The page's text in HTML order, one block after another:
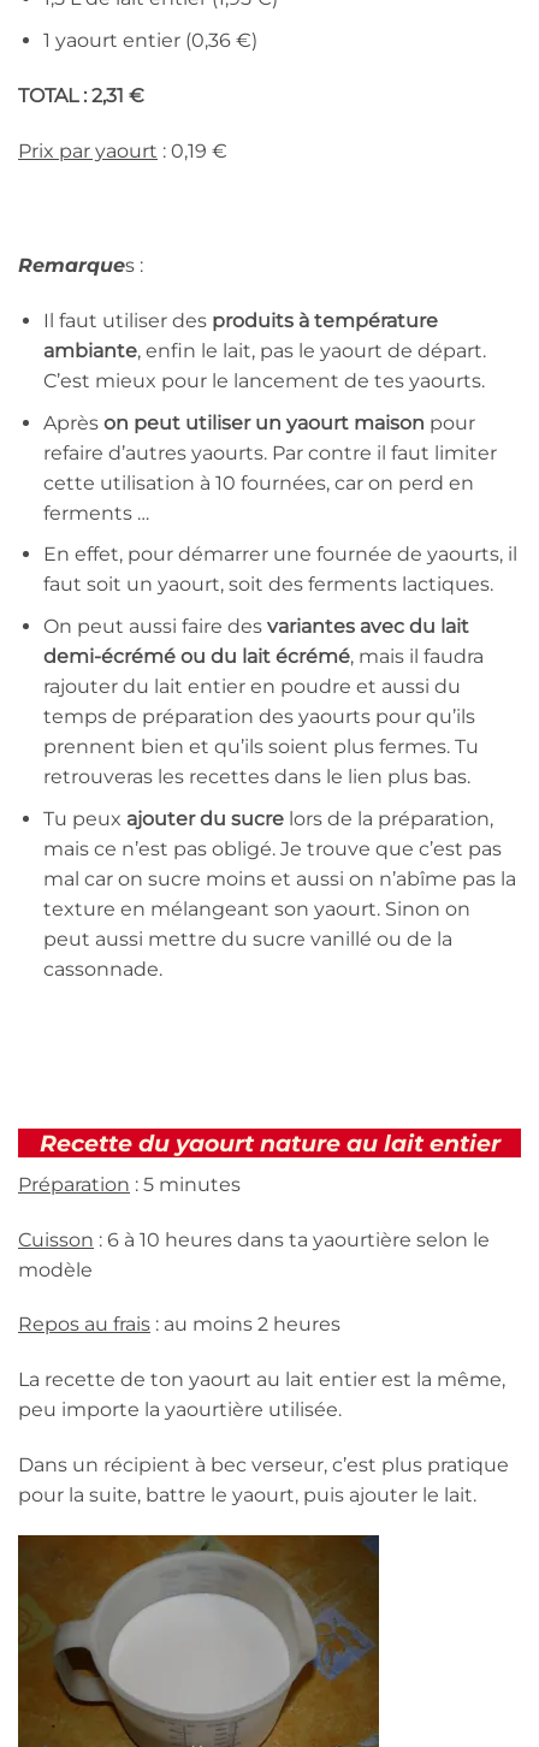
1 yaourt entier (0,36 €)
TOTAL : 2,31 €
Prix par yaourt : 0,19 €
Remarques :
Il faut utiliser des produits à température
ambiante, enfin le lait, pas le yaourt de départ.
C’est mieux pour le lancement de tes yaourts.
Après on peut utiliser un yaourt maison pour
refaire d’autres yaourts. Par contre il faut limiter
cette utilisation à 10 fournées, car on perd en
ferments …
En effet, pour démarrer une fournée de yaourts, il
faut soit un yaourt, soit des ferments lactiques.
On peut aussi faire des variantes avec du lait
demi-écrémé ou du lait écrémé, mais il faudra
rajouter du lait entier en poudre et aussi du
temps de préparation des yaourts pour qu’ils
prennent bien et qu’ils soient plus fermes. Tu
retrouveras les recettes dans le lien plus bas.
Tu peux ajouter du sucrelors de la préparation,
mais ce n’est pas obligé. Je trouve que c’est pas
mal car on sucre moins et aussi on n’abîme pas la
texture en mélangeant son yaourt. Sinon on
peut aussi mettre du sucre vanillé ou de la
cassonnade.
Recette du yaourt nature au lait entier
Préparation : 5 minutes
Cuisson : 6 à 10 heures dans ta yaourtière selon le
modèle
Repos au frais : au moins 2 heures
La recette de ton yaourt au lait entier est la même,
peu importe la yaourtière utilisée.
Dans un récipient à bec verseur, c’est plus pratique
pour la suite, battre le yaourt, puis ajouter le lait.